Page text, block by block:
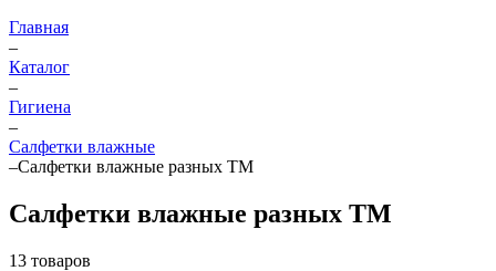
Главная
–
Каталог
–
Гигиена
–
Салфетки влажные
–Салфетки влажные разных ТМ
Салфетки влажные разных ТМ
13 товаров